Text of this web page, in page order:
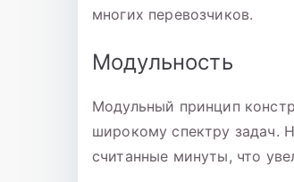
многих перевозчиков.
Модульность
Модульный принцип
широкому спектру задач.
считанные минуты, что